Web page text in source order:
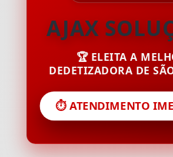
AJAX
🏆 ELEITA A
DEDETIZADORA DE
⏱️ ATENDIMENTO